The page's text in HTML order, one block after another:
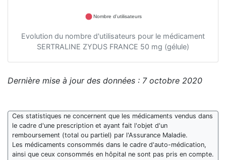
Nombre d'utilisateurs
Evolution du nombre d'utilisateurs pour le médicament
SERTRALINE ZYDUS FRANCE 50 mg (gélule)
Dernière mise à jour des données : 7 octobre 2020
Ces statistiques ne concernent que les médicaments vendus dans
le cadre d'une prescription et ayant fait l'objet d'un
remboursement (total ou partiel) par l'Assurance Maladie.
Les médicaments consommés dans le cadre d'auto-médication,
ainsi que ceux consommés en hôpital ne sont pas pris en compte.